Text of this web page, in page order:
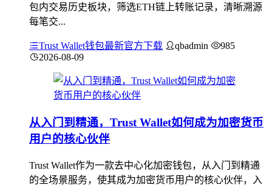
包内交易历史板块，筛选ETH链上转账记录，清晰溯源
每笔交...
Trust Wallet钱包最新官方下载 qbadmin
985
2026-08-09
从入门到精通，Trust Wallet如何成为加密货币
用户的核心伙伴
Trust Wallet作为一款去中心化加密钱包，从入门到精通
的全场景服务，使其成为加密货币用户的核心伙伴，入